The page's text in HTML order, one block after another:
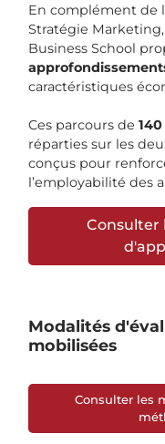
En complément de
Stratégie
Business School
caractéristiques
Ces parcours de
réparties sur les
conçus pour
l’employabilité des
Consulter
Modalités
mobilisées
Consulter les